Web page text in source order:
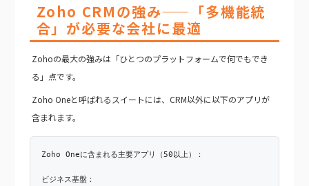
Zoho CRMの強み——「多機能統
合」が必要な会社に最適
Zohoの最大の強みは「ひとつのプラットフォームで何でもでき
る」点です。
Zoho Oneと呼ばれるスイートには、CRM以外に以下のアプリが
含まれます。
Zoho Oneに含まれる主要アプリ（50以上）：
ビジネス基盤：